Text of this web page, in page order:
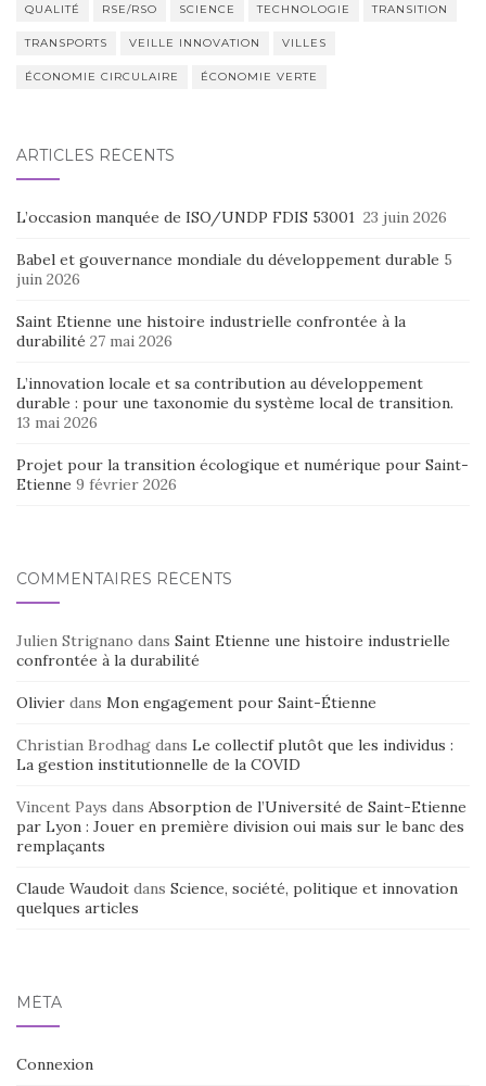
QUALITÉ RSE/RSO SCIENCE TECHNOLOGIE TRANSITION
TRANSPORTS VEILLE INNOVATION VILLES
ÉCONOMIE CIRCULAIRE ÉCONOMIE VERTE
ARTICLES RÉCENTS
L’occasion manquée de ISO/UNDP FDIS 53001 23 juin 2026
Babel et gouvernance mondiale du développement durable 5
juin 2026
Saint Etienne une histoire industrielle confrontée à la
durabilité 27 mai 2026
L’innovation locale et sa contribution au développement
durable : pour une taxonomie du système local de transition.
13 mai 2026
Projet pour la transition écologique et numérique pour Saint-
Etienne 9 février 2026
COMMENTAIRES RÉCENTS
Julien Strignano dans Saint Etienne une histoire industrielle
confrontée à la durabilité
Olivier dans Mon engagement pour Saint-Étienne
Christian Brodhag dans Le collectif plutôt que les individus :
La gestion institutionnelle de la COVID
Vincent Pays dans Absorption de l’Université de Saint-Etienne
par Lyon : Jouer en première division oui mais sur le banc des
remplaçants
Claude Waudoit dans Science, société, politique et innovation
quelques articles
MÉTA
Connexion